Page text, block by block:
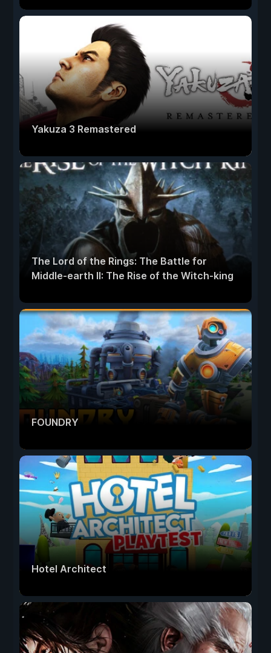
Yakuza 3 Remastered
The Lord of the Rings: The Battle for
Middle-earth II: The Rise of the Witch-king
FOUNDRY
Hotel Architect